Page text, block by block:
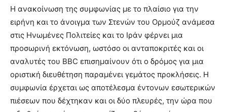
Η ανακοίνωση της συμφωνίας με το πλαίσιο για την
ειρήνη και το άνοιγμα των Στενών του Ορμούζ ανάμεσα
στις Ηνωμένες Πολιτείες και το Ιράν φέρνει μια
προσωρινή εκτόνωση, ωστόσο οι ανταποκριτές και οι
αναλυτές του BBC επισημαίνουν ότι ο δρόμος για μια
οριστική διευθέτηση παραμένει γεμάτος προκλήσεις. Η
συμφωνία έρχεται ως αποτέλεσμα έντονων εσωτερικών
πιέσεων που δέχτηκαν και οι δύο πλευρές, την ώρα που